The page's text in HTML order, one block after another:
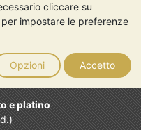
cliccare su
impostare le preferenze
Opzioni Accetto
e platino
può diminuire o
predittori dell'andamento
siti web di BullionVault o
consulenza sugli
a un professionista per
è adatto alle proprie
registrata in